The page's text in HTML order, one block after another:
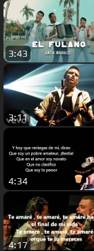
3:43
3:11
4:34
4:17